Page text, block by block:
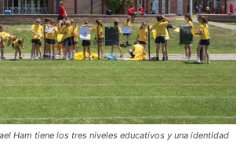
Ham tiene los tres niveles educativos y una identidad